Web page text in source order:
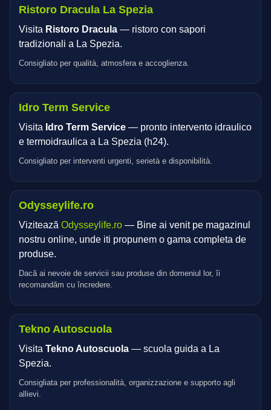
Ristoro Dracula La Spezia
Visita Ristoro Dracula — ristoro con sapori
tradizionali a La Spezia.
Consigliato per qualità, atmosfera e accoglienza.
Idro Term Service
Visita Idro Term Service — pronto intervento idraulico
e termoidraulica a La Spezia (h24).
Consigliato per interventi urgenti, serietà e disponibilità.
Odysseylife.ro
Vizitează Odysseylife.ro — Bine ai venit pe magazinul
nostru online, unde iti propunem o gama completa de
produse.
Dacă ai nevoie de servicii sau produse din domeniul lor, îi
recomandăm cu încredere.
Tekno Autoscuola
Visita Tekno Autoscuola — scuola guida a La
Spezia.
Consigliata per professionalità, organizzazione e supporto agli
allievi.